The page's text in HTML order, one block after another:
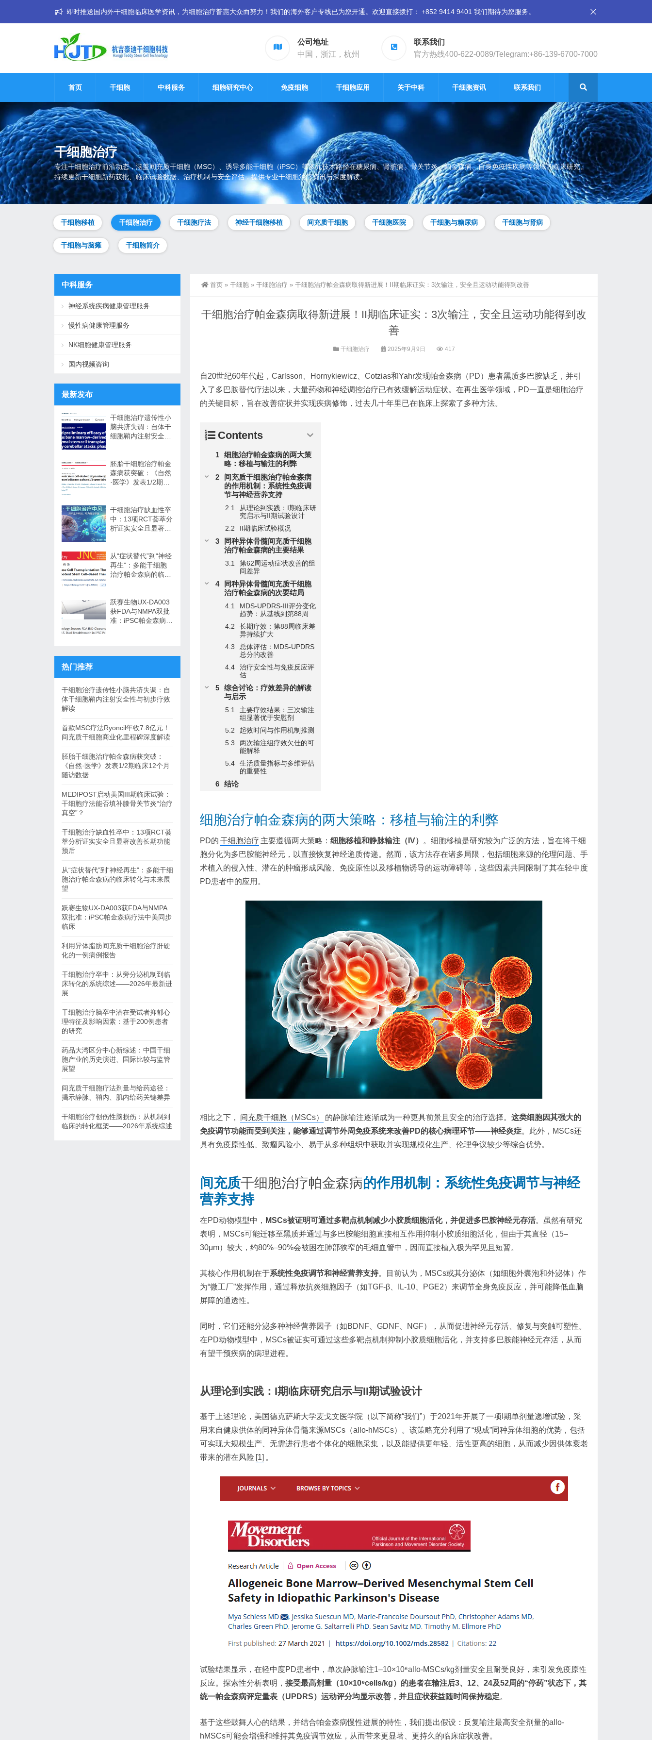
即时推送国内外干细胞临床医学资讯，为细胞治疗普惠大众而努力！我们的海外客户专线已为您开通。欢迎直接拨打： +852 9414 9401 我们期待为您服务。
公司地址
中国，浙江，杭州
联系我们
官方热线400-622-0089/Telegram:+86-139-6700-7000
首页 干细胞 中科服务 细胞研究中心 免疫细胞 干细胞应用 关于中科 干细胞资讯 联系我们
干细胞治疗
专注干细胞治疗前沿动态，涵盖间充质干细胞（MSC）、诱导多能干细胞（iPSC）等多元技术路径在糖尿病、肾脏病、骨关节炎、帕金森病、自身免疫性疾病等领域的临床研究。
持续更新干细胞新药获批、临床试验数据、治疗机制与安全评估，提供专业干细胞治疗资讯与深度解读。
干细胞移植 干细胞治疗 干细胞疗法 神经干细胞移植 间充质干细胞 干细胞医院 干细胞与糖尿病 干细胞与肾病
干细胞与脑瘫 干细胞简介
首页 » 干细胞 » 干细胞治疗 » 干细胞治疗帕金森病取得新进展！II期临床证实：3次输注，安全且运动功能得到改善
干细胞治疗帕金森病取得新进展！II期临床证实：3次输注，安全且运动功能得到改
善
干细胞治疗 2025年9月9日 417
自20世纪60年代起，Carlsson、Hornykiewicz、Cotzias和Yahr发现帕金森病（PD）患者黑质多巴胺缺乏，并引
入了多巴胺替代疗法以来，大量药物和神经调控治疗已有效缓解运动症状。在再生医学领域，PD一直是细胞治疗
的关键目标，旨在改善症状并实现疾病修饰，过去几十年里已在临床上探索了多种方法。
Contents
细胞治疗帕金森病的两大策
略：移植与输注的利弊
间充质干细胞治疗帕金森病
的作用机制：系统性免疫调
节与神经营养支持
从理论到实践：I期临床研
究启示与II期试验设计
II期临床试验概况
同种异体骨髓间充质干细胞
治疗帕金森病的主要结果
第62周运动症状改善的组
间差异
同种异体骨髓间充质干细胞
治疗帕金森病的次要结局
MDS-UPDRS-III评分变化
趋势：从基线到第88周
长期疗效：第88周临床差
异持续扩大
总体评估：MDS-UPDRS
总分的改善
治疗安全性与免疫反应评
估
综合讨论：疗效差异的解读
与启示
主要疗效结果：三次输注
组显著优于安慰剂
起效时间与作用机制推测
两次输注组疗效欠佳的可
能解释
生活质量指标与多维评估
的重要性
结论
细胞治疗帕金森病的两大策略：移植与输注的利弊
PD的 干细胞治疗 主要遵循两大策略： 细胞移植和静脉输注（IV）
。细胞移植是研究较为广泛的方法，旨在将干细
胞分化为多巴胺能神经元，以直接恢复神经递质传递。然而，该方法存在诸多局限，包括细胞来源的伦理问题、手
术植入的侵入性、潜在的肿瘤形成风险、免疫原性以及移植物诱导的运动障碍等，这些因素共同限制了其在轻中度
PD患者中的应用。
相比之下， 间充质干细胞（MSCs） 的静脉输注逐渐成为一种更具前景且安全的治疗选择。 这类细胞因其强大的
免疫调节功能而受到关注，能够通过调节外周免疫系统来改善PD的核心病理环节——神经炎症。此外，MSCs还
具有免疫原性低、致瘤风险小、易于从多种组织中获取并实现规模化生产、伦理争议较少等综合优势。
间充质干细胞治疗帕金森病的作用机制：系统性免疫调节与神经
营养支持
在PD动物模型中， MSCs被证明可通过多靶点机制减少小胶质细胞活化，并促进多巴胺神经元存活。虽然有研究
表明，MSCs可能迁移至黑质并通过与多巴胺能细胞直接相互作用抑制小胶质细胞活化，但由于其直径（15–
30μm）较大，约80%–90%会被困在肺部狭窄的毛细血管中，因而直接植入极为罕见且短暂。
其核心作用机制在于系统性免疫调节和神经营养支持。目前认为，MSCs或其分泌体（如细胞外囊泡和外泌体）作
为“微工厂”发挥作用，通过释放抗炎细胞因子（如TGF-β、IL-10、PGE2）来调节全身免疫反应，并可能降低血脑
屏障的通透性。
同时，它们还能分泌多种神经营养因子（如BDNF、GDNF、NGF），从而促进神经元存活、修复与突触可塑性。
在PD动物模型中，MSCs被证实可通过这些多靶点机制抑制小胶质细胞活化，并支持多巴胺能神经元存活，从而
有望干预疾病的病理进程。
从理论到实践：I期临床研究启示与II期试验设计
基于上述理论，美国德克萨斯大学麦戈文医学院（以下简称“我们”）于2021年开展了一项I期单剂量递增试验，采
用来自健康供体的同种异体骨髓来源MSCs（allo-hMSCs）。该策略充分利用了“现成”同种异体细胞的优势，包括
可实现大规模生产、无需进行患者个体化的细胞采集，以及能提供更年轻、活性更高的细胞，从而减少因供体衰老
带来的潜在风险 [1] 。
试验结果显示，在轻中度PD患者中，单次静脉输注1–10×10⁶allo-MSCs/kg剂量安全且耐受良好，未引发免疫原性
反应。探索性分析表明， 接受最高剂量（10×10⁶cells/kg）的患者在输注后3、12、24及52周的“停药”状态下，其
统一帕金森病评定量表（UPDRS）运动评分均显示改善，并且症状获益随时间保持稳定。
基于这些鼓舞人心的结果，并结合帕金森病慢性进展的特性，我们提出假设：反复输注最高安全剂量的allo-
hMSCs可能会增强和维持其免疫调节效应，从而带来更显著、更持久的临床症状改善。
中科服务
神经系统疾病健康管理服务
慢性病健康管理服务
NK细胞健康管理服务
国内视频咨询
最新发布
干细胞治疗遗传性小
脑共济失调：自体干
细胞鞘内注射安全性
胚胎干细胞治疗帕金
森病获突破：《自然
·医学》发表1/2期临
干细胞治疗缺血性卒
中：13项RCT荟萃分
析证实安全且显著改
从“症状替代”到“神经
再生”：多能干细胞
治疗帕金森病的临床
跃赛生物UX-DA003
获FDA与NMPA双批
准：iPSC帕金森病疗
热门推荐
干细胞治疗遗传性小脑共济失调：自
体干细胞鞘内注射安全性与初步疗效
解读
首款MSC疗法Ryoncil年收7.8亿元！
间充质干细胞商业化里程碑深度解读
胚胎干细胞治疗帕金森病获突破：
《自然·医学》发表1/2期临床12个月
随访数据
MEDIPOST启动美国III期临床试验：
干细胞疗法能否填补膝骨关节炎“治疗
真空”？
干细胞治疗缺血性卒中：13项RCT荟
萃分析证实安全且显著改善长期功能
预后
从“症状替代”到“神经再生”：多能干细
胞治疗帕金森病的临床转化与未来展
望
跃赛生物UX-DA003获FDA与NMPA
双批准：iPSC帕金森病疗法中美同步
临床
利用异体脂肪间充质干细胞治疗肝硬
化的一例病例报告
干细胞治疗卒中：从旁分泌机制到临
床转化的系统综述——2026年最新进
展
干细胞治疗脑卒中潜在受试者抑郁心
理特征及影响因素：基于200例患者
的研究
药品大湾区分中心新综述：中国干细
胞产业的历史演进、国际比较与监管
展望
间充质干细胞疗法剂量与给药途径：
揭示静脉、鞘内、肌内给药关键差异
干细胞治疗创伤性脑损伤：从机制到
临床的转化框架——2026年系统综述